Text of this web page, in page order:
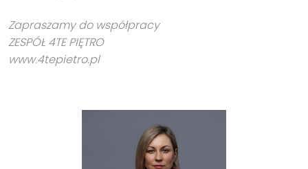
Zapraszamy do współpracy
ZESPÓŁ 4TE PIĘTRO
www.4tepietro.pl